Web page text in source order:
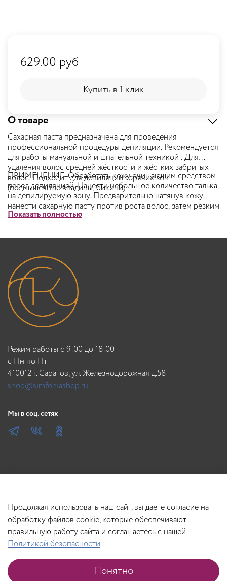
О товаре
Сахарная паста предназначена для проведения
профессиональной процедуры депиляции. Рекомендуется
для работы мануальной и шпательной техникой . Для
удаления волос средней жёсткости и жёстких забритых
волос. Подходит для депиляции горячих зон
(подмышечные впадины, бикини)
ПРИМЕНЕНИЕ. Обработать кожу очищающим средством
перед депиляцией. Нанести небольшое количество талька
на депилируемую зону. Предварительно натянув кожу
нанести сахарную пасту против роста волос, затем резким
движением удалить пасту по росту волос. Удалить остатки
успокаивающее средство после депиляции.
Показать полностью
629.00 руб
В корзину
Купить в 1 клик
Купить в 1 клик
Режим работы с 9:00 до 18:00
c Пн по Пт
410012 г. Саратов, ул. Железнодорожная д.58
shop@simfoniashop.ru
Мы в соц. сетях
Продолжая использовать наш сайт, вы даете согласие на
обработку файлов cookie, которые обеспечивают
правильную работу сайта и соглашаетесь с нашей
Политикой безопасности
Понятно